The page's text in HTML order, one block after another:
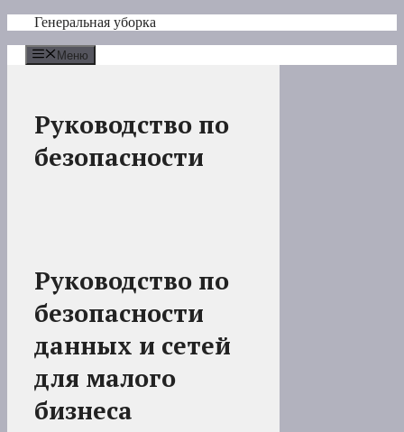
Перейти
содержимому
Генеральная уборка
Меню
Руководство по
безопасности
Руководство по
безопасности
данных и сетей
для малого
бизнеса